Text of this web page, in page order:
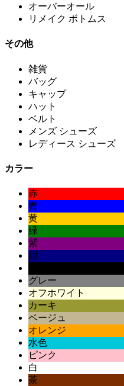
オーバーオール
リメイク ボトムス
その他
雑貨
バッグ
キャップ
ハット
ベルト
メンズ シューズ
レディース シューズ
カラー
赤
青
黄
緑
紫
紺
グレー
オフホワイト
カーキ
ベージュ
オレンジ
水色
ピンク
白
茶